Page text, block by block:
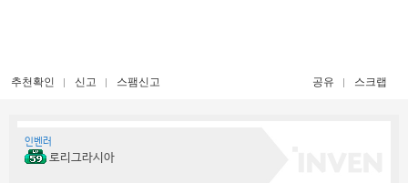
추천확인 신고 스팸신고 공유 스크랩
인벤러
로리그라시아